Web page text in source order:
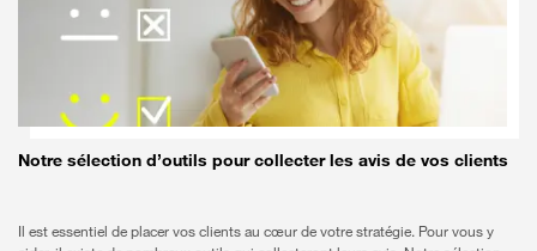
Notre sélection d’outils pour collecter les avis de vos clients
Il est essentiel de placer vos clients au cœur de votre stratégie. Pour vous y